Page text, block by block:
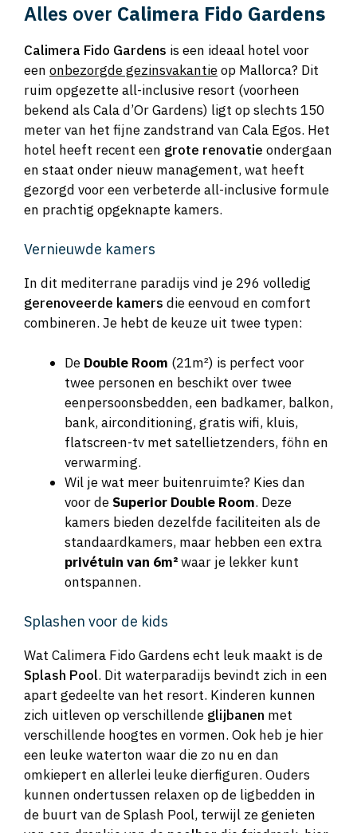
Alles over Calimera Fido Gardens
Calimera Fido Gardens is een ideaal hotel voor
een onbezorgde gezinsvakantieop Mallorca? Dit
ruim opgezette all-inclusive resort (voorheen
bekend als Cala d’Or Gardens) ligt op slechts 150
meter van het fijne zandstrand van Cala Egos. Het
hotel heeft recent een grote renovatie ondergaan
en staat onder nieuw management, wat heeft
gezorgd voor een verbeterde all-inclusive formule
en prachtig opgeknapte kamers.
Vernieuwde kamers
In dit mediterrane paradijs vind je 296 volledig
gerenoveerde kamers die eenvoud en comfort
combineren. Je hebt de keuze uit twee typen:
De Double Room (21m²) is perfect voor
twee personen en beschikt over twee
eenpersoonsbedden, een badkamer, balkon,
bank, airconditioning, gratis wifi, kluis,
flatscreen-tv met satellietzenders, föhn en
verwarming.
Wil je wat meer buitenruimte? Kies dan
voor deSuperior Double Room. Deze
kamers bieden dezelfde faciliteiten als de
standaardkamers, maar hebben een extra
privétuin van 6m²waar je lekker kunt
ontspannen.
Splashen voor de kids
Wat Calimera Fido Gardens echt leuk maakt is de
Splash Pool. Dit waterparadijs bevindt zich in een
apart gedeelte van het resort. Kinderen kunnen
zich uitleven op verschillende glijbanen met
verschillende hoogtes en vormen. Ook heb je hier
een leuke waterton waar die zo nu en dan
omkiepert en allerlei leuke dierfiguren. Ouders
kunnen ondertussen relaxen op de ligbedden in
de buurt van de Splash Pool, terwijl ze genieten